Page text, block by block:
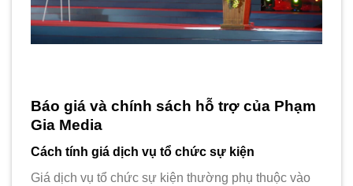
Báo giá và chính sách hỗ trợ của Phạm
Gia Media
Cách tính giá dịch vụ tổ chức sự kiện
Giá dịch vụ tổ chức sự kiện thường phụ thuộc vào